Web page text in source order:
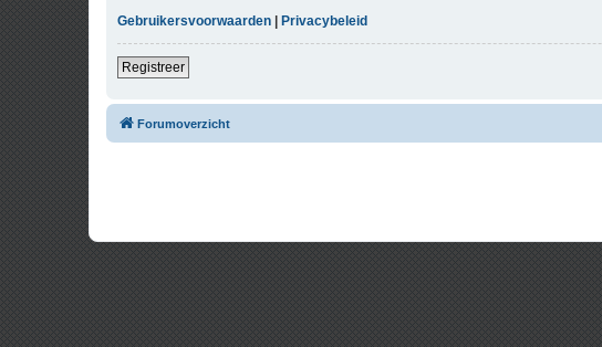
Gebruikersvoorwaarden
Privacybeleid
Registreer
Forumoverzicht